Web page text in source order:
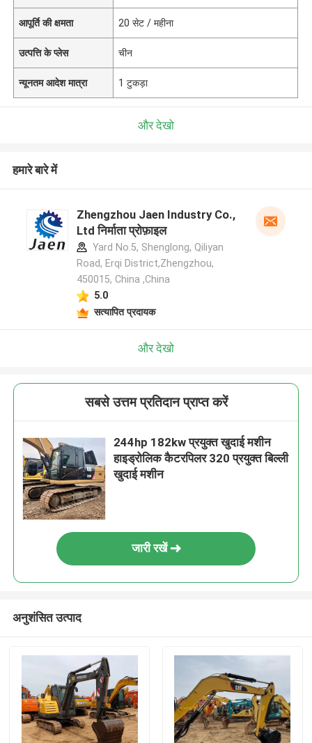
आपूर्ति की क्षमता 20 सेट / महीना
उत्पत्ति के प्लेस चीन
न्यूनतम आदेश मात्रा 1 टुकड़ा
और देखो
हमारे बारे में
Zhengzhou Jaen Industry Co.,
Ltd निर्माता प्रोफ़ाइल
Yard No.5, Shenglong, Qiliyan
Road, Erqi District,Zhengzhou,
450015, China ,China
5.0
सत्यापित प्रदायक
और देखो
सबसे उत्तम प्रतिदान प्राप्त करें
244hp 182kw प्रयुक्त खुदाई मशीन
हाइड्रोलिक कैटरपिलर 320 प्रयुक्त बिल्ली
खुदाई मशीन
जारी रखें
अनुशंसित उत्पाद